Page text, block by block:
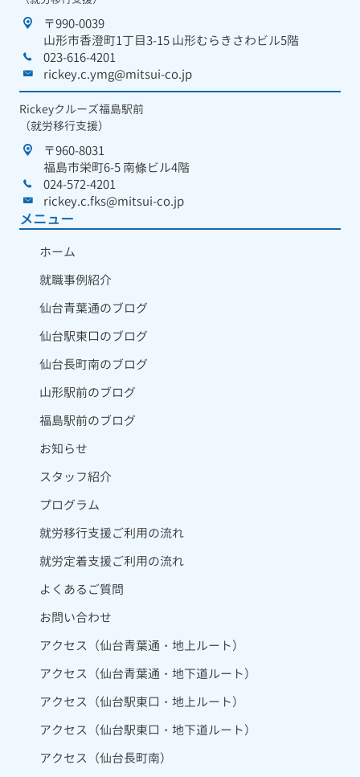
〒990-0039
山形市香澄町1丁目3-15 山形むらきさわビル5階
023-616-4201
rickey.c.ymg@mitsui-co.jp
Rickeyクルーズ福島駅前
（就労移行支援）
〒960-8031
福島市栄町6-5 南條ビル4階
024-572-4201
rickey.c.fks@mitsui-co.jp
メニュー
ホーム
就職事例紹介
仙台青葉通のブログ
仙台駅東口のブログ
仙台長町南のブログ
山形駅前のブログ
福島駅前のブログ
お知らせ
スタッフ紹介
プログラム
就労移行支援ご利用の流れ
就労定着支援ご利用の流れ
よくあるご質問
お問い合わせ
アクセス（仙台青葉通・地上ルート）
アクセス（仙台青葉通・地下道ルート）
アクセス（仙台駅東口・地上ルート）
アクセス（仙台駅東口・地下道ルート）
アクセス（仙台長町南）